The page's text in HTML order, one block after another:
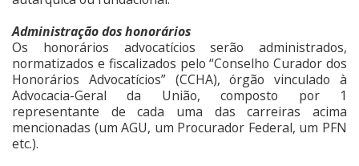
Administração dos honorários
Os honorários advocatícios serão administrados,
normatizados e fiscalizados pelo “Conselho Curador dos
Honorários Advocatícios” (CCHA), órgão vinculado à
Advocacia-Geral da União, composto por 1
representante de cada uma das carreiras acima
mencionadas (um AGU, um Procurador Federal, um PFN
etc.).